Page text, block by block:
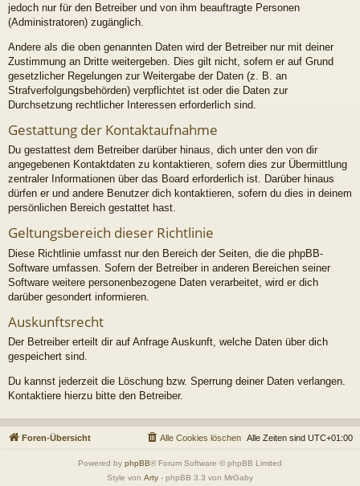
jedoch nur für den Betreiber und von ihm beauftragte Personen
(Administratoren) zugänglich.
Andere als die oben genannten Daten wird der Betreiber nur mit deiner
Zustimmung an Dritte weitergeben. Dies gilt nicht, sofern er auf Grund
gesetzlicher Regelungen zur Weitergabe der Daten (z. B. an
Strafverfolgungsbehörden) verpflichtet ist oder die Daten zur
Durchsetzung rechtlicher Interessen erforderlich sind.
Gestattung der Kontaktaufnahme
Du gestattest dem Betreiber darüber hinaus, dich unter den von dir
angegebenen Kontaktdaten zu kontaktieren, sofern dies zur Übermittlung
zentraler Informationen über das Board erforderlich ist. Darüber hinaus
dürfen er und andere Benutzer dich kontaktieren, sofern du dies in deinem
persönlichen Bereich gestattet hast.
Geltungsbereich dieser Richtlinie
Diese Richtlinie umfasst nur den Bereich der Seiten, die die phpBB-
Software umfassen. Sofern der Betreiber in anderen Bereichen seiner
Software weitere personenbezogene Daten verarbeitet, wird er dich
darüber gesondert informieren.
Auskunftsrecht
Der Betreiber erteilt dir auf Anfrage Auskunft, welche Daten über dich
gespeichert sind.
Du kannst jederzeit die Löschung bzw. Sperrung deiner Daten verlangen.
Kontaktiere hierzu bitte den Betreiber.
Foren-Übersicht Alle Zeiten sind UTC+01:00
Alle Cookies löschen
Powered by phpBB® Forum Software © phpBB Limited
Style von Arty - phpBB 3.3 von MrGaby